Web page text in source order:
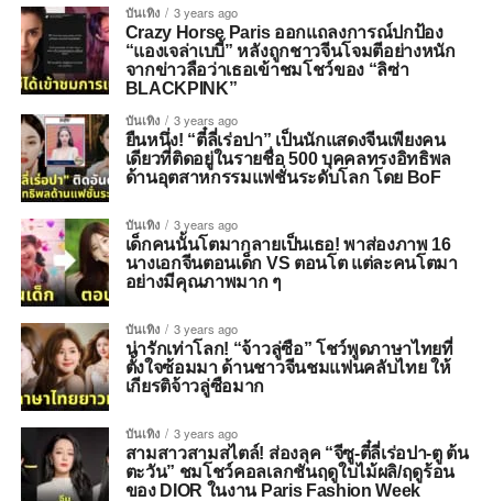
บันเทิง 3 years ago
Crazy Horse Paris ออกแถลงการณ์ปกป้อง
“แองเจล่าเบบี้” หลังถูกชาวจีนโจมตีอย่างหนัก
จากข่าวลือว่าเธอเข้าชมโชว์ของ “ลิซ่า
BLACKPINK”
บันเทิง 3 years ago
ยืนหนึ่ง! “ตี๋ลี่เร่อปา” เป็นนักแสดงจีนเพียงคน
เดียวที่ติดอยู่ในรายชื่อ 500 บุคคลทรงอิทธิพล
ด้านอุตสาหกรรมแฟชั่นระดับโลก โดย BoF
บันเทิง 3 years ago
เด็กคนนั้นโตมากลายเป็นเธอ! พาส่องภาพ 16
นางเอกจีนตอนเด็ก VS ตอนโต แต่ละคนโตมา
อย่างมีคุณภาพมาก ๆ
บันเทิง 3 years ago
น่ารักเท่าโลก! “จ้าวลู่ซือ” โชว์พูดภาษาไทยที่
ตั้งใจซ้อมมา ด้านชาวจีนชมแฟนคลับไทย ให้
เกียรติจ้าวลู่ซือมาก
บันเทิง 3 years ago
สามสาวสามสไตล์! ส่องลุค “จีซู-ตี๋ลี่เร่อปา-ตู ต้น
ตะวัน” ชมโชว์คอลเลกชันฤดูใบไม้ผลิ/ฤดูร้อน
ของ DIOR ในงาน Paris Fashion Week